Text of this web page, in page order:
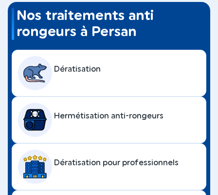
Nos traitements anti
rongeurs à Persan
Dératisation
Hermétisation anti-rongeurs
Dératisation pour professionnels